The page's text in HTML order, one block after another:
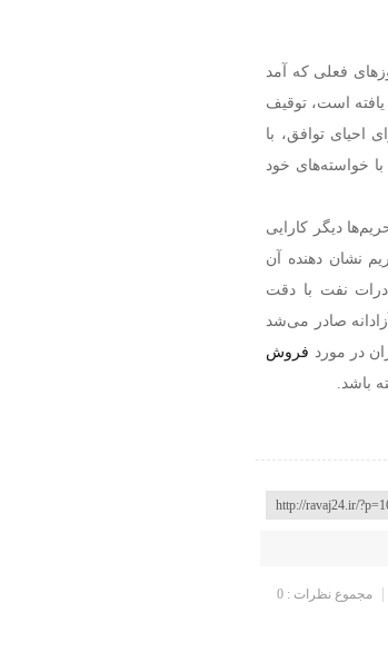
فعلی که آمد
است، توقیف
احیای توافق، با
خواسته‌های خود
دیگر کارایی
نشان دهنده آن
نفت با دقت
صادر می‌شد
در مورد فروش
باشد.
مجموع نظرات : 0